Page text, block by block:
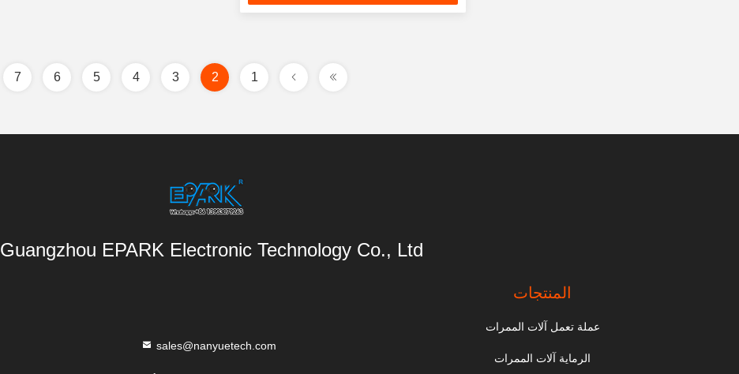
1
2
3
4
5
6
7
Guangzhou EPARK Electronic Technology Co., Ltd.
المنتجات
عملة تعمل آلات الممرات
الرماية آلات الممرات
sales@nanyuetech.com